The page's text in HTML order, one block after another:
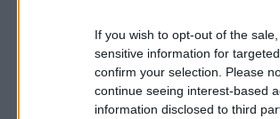
If you wish to opt-out of the
sensitive information for
confirm your selection. Please
continue seeing interest-based
information disclosed to third